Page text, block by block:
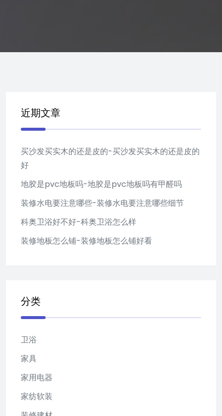
近期文章
买沙发买实木的还是皮的-买沙发买实木的还是皮的
好
地胶是pvc地板吗-地胶是pvc地板吗有甲醛吗
装修水电要注意哪些-装修水电要注意哪些细节
科奥卫浴好不好-科奥卫浴怎么样
装修地板怎么铺-装修地板怎么铺好看
分类
卫浴
家具
家用电器
家纺软装